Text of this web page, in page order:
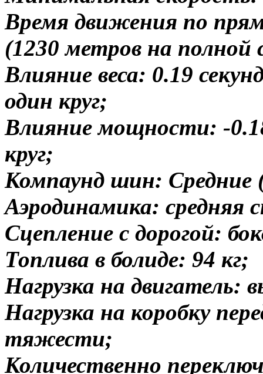
Время движения по
(1230 метров на полной
Влияние веса: 0.19
один круг;
Влияние мощности: -
круг;
Компаунд шин:
Аэродинамика: средняя
Сцепление с дорогой:
Топлива в болиде: 94 кг;
Нагрузка на
Нагрузка на коробку
тяжести;
Количественно